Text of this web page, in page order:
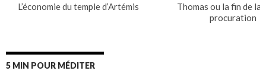
L’économie du temple d’Artémis
Thomas ou la fin de la
procuration
5 MIN POUR MÉDITER